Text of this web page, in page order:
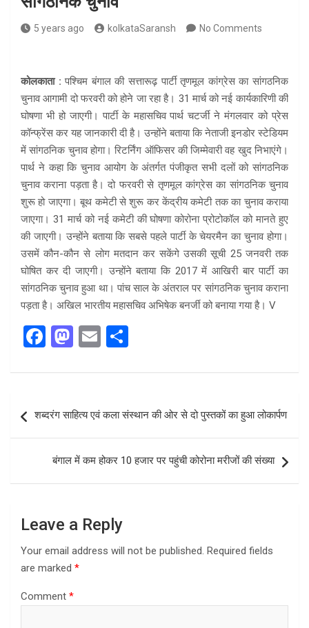
5 years ago kolkataSaransh No Comments
कोलकाता : पश्चिम बंगाल की सत्तारूढ़ पार्टी तृणमूल कांग्रेस का सांगठनिक
चुनाव आगामी दो फरवरी को होने जा रहा है। 31 मार्च को नई कार्यकारिणी की
घोषणा भी हो जाएगी। पार्टी के महासचिव पार्थ चटर्जी ने मंगलवार को प्रेस
कॉन्फ्रेंस कर यह जानकारी दी है। उन्होंने बताया कि नेताजी इनडोर स्टेडियम
में सांगठनिक चुनाव होगा। रिटर्निंग ऑफिसर की जिम्मेवारी वह खुद निभाएंगे।
पार्थ ने कहा कि चुनाव आयोग के अंतर्गत पंजीकृत सभी दलों को सांगठनिक
चुनाव कराना पड़ता है। दो फरवरी से तृणमूल कांग्रेस का सांगठनिक चुनाव
शुरू हो जाएगा। बूथ कमेटी से शुरू कर केंद्रीय कमेटी तक का चुनाव कराया
जाएगा। 31 मार्च को नई कमेटी की घोषणा कोरोना प्रोटोकॉल को मानते हुए
की जाएगी। उन्होंने बताया कि सबसे पहले पार्टी के चेयरमैन का चुनाव होगा।
उसमें कौन-कौन से लोग मतदान कर सकेंगे उसकी सूची 25 जनवरी तक
घोषित कर दी जाएगी। उन्होंने बताया कि 2017 में आखिरी बार पार्टी का
सांगठनिक चुनाव हुआ था। पांच साल के अंतराल पर सांगठनिक चुनाव कराना
पड़ता है। अखिल भारतीय महासचिव अभिषेक बनर्जी को बनाया गया है। V
F
ce
b
o
o
k
M
st
o
d
o
n
E
ail ar
navigation
शब्दरंग साहित्य एवं कला संस्थान की ओर से दो पुस्तकों का हुआ लोकार्पण
बंगाल में कम होकर 10 हजार पर पहुंची कोरोना मरीजों की संख्या
Leave a Reply
Your email address will not be published. Required fields
are marked *
Comment *